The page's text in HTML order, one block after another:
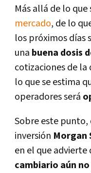
Más allá de lo
mercado, de lo
los próximos dí­as
una buena dosis
cotizaciones de la
lo que se estima
operadores será
Sobre este punto,
inversión Morgan
en el que advierte
cambiario aún